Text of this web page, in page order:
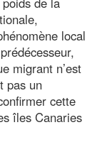
local
migrant n’est
pas un
cette
îles Canaries